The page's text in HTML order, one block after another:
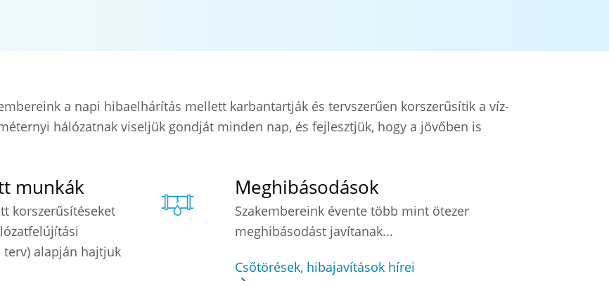
a napi hibaelhárítás mellett karbantartják és tervszerűen korszerűsítik a víz-
hálózatnak viseljük gondját minden nap, és fejlesztjük, hogy a jövőben is
munkák
korszerűsítéseket
alapján hajtjuk
Meghibásodások
Szakembereink évente több mint ötezer
meghibásodást javítanak...
Csőtörések, hibajavítások hírei